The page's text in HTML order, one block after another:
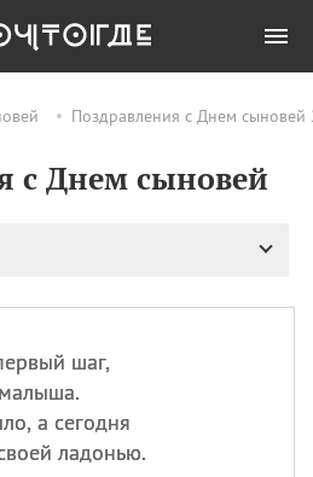
Поздравления с Днем сыновей
с Днем сыновей
шаг,
а сегодня
ладонью.
ПРАЗДНИКИ Все
09.08 День памяти жертв
Национальный день
09.08
День Дымняшки
(Smokey Bear Day)